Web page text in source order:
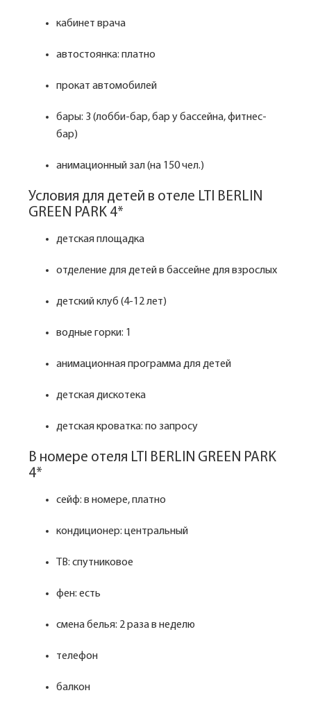
кабинет врача
автостоянка: платно
прокат автомобилей
бары: 3 (лобби-бар, бар у бассейна, фитнес-
бар)
анимационный зал (на 150 чел.)
Условия для детей в отеле LTI BERLIN
GREEN PARK 4*
детская площадка
отделение для детей в бассейне для взрослых
детский клуб (4-12 лет)
водные горки: 1
анимационная программа для детей
детская дискотека
детская кроватка: по запросу
В номере отеля LTI BERLIN GREEN PARK
4*
сейф: в номере, платно
кондиционер: центральный
ТВ: спутниковое
фен: есть
смена белья: 2 раза в неделю
телефон
балкон